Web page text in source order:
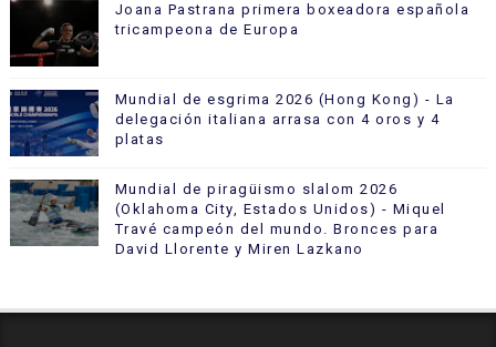
Joana Pastrana primera boxeadora española
tricampeona de Europa
Mundial de esgrima 2026 (Hong Kong) - La
delegación italiana arrasa con 4 oros y 4
platas
Mundial de piragüismo slalom 2026
(Oklahoma City, Estados Unidos) - Miquel
Travé campeón del mundo. Bronces para
David Llorente y Miren Lazkano